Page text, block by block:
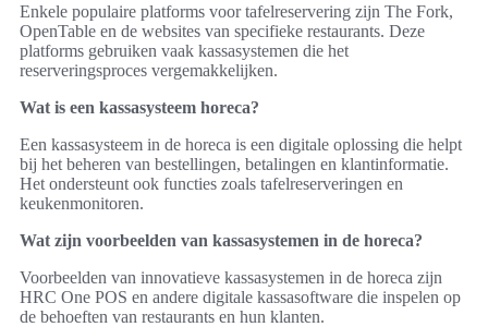
Enkele populaire platforms voor tafelreservering zijn The Fork,
OpenTable en de websites van specifieke restaurants. Deze
platforms gebruiken vaak kassasystemen die het
reserveringsproces vergemakkelijken.
Wat is een kassasysteem horeca?
Een kassasysteem in de horeca is een digitale oplossing die helpt
bij het beheren van bestellingen, betalingen en klantinformatie.
Het ondersteunt ook functies zoals tafelreserveringen en
keukenmonitoren.
Wat zijn voorbeelden van kassasystemen in de horeca?
Voorbeelden van innovatieve kassasystemen in de horeca zijn
HRC One POS en andere digitale kassasoftware die inspelen op
de behoeften van restaurants en hun klanten.